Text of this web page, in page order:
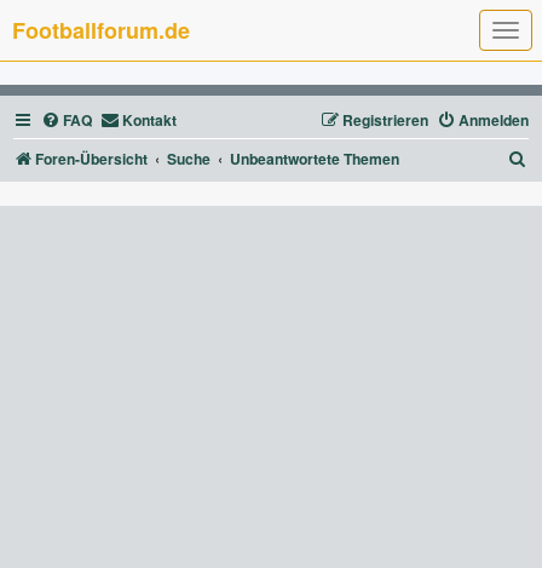
T
o
g
g
l
e
n
a
g
Footballforum.de
FAQ Kontakt Anmelden
Registrieren
Foren-Übersicht
Suche Unbeantwortete Themen
u